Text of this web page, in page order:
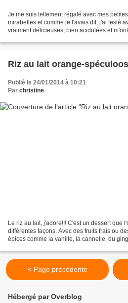
Je me suis tellement régalé avec mes
mirabelles et comme je l'avais dit, j'ai testé
vraiment délicieuses, bien acidulées et
Riz au lait orange-spéculoos
Publié le 24/01/2014 à 10:21
Par christine
Le riz au lait, j'adore!!! C'est un dessert que
différentes façons. Avec des fruits frais ou
épices comme la vanille, la cannelle, du
< Page précédente
Hébergé par Overblog